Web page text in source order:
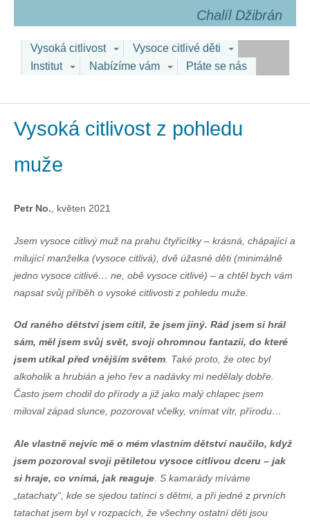
Chalíl Džibrán
Vysoká citlivost
Vysoce citlivé děti
Institut
Nabízíme vám Ptáte se nás
Vysoká citlivost z pohledu
muže
Petr No. , květen 2021
Jsem vysoce citlivý muž na prahu čtyřicítky – krásná, chápající a
milující manželka (vysoce citlivá), dvě úžasné děti (minimálně
jedno vysoce citlivé… ne, obě vysoce citlivé) – a chtěl bych vám
napsat svůj příběh o vysoké citlivosti z pohledu muže.
Od raného dětství jsem cítil, že jsem jiný. Rád jsem si hrál
sám, měl jsem svůj svět, svoji ohromnou fantazii, do které
jsem utíkal před vnějším světem . Také proto, že otec byl
alkoholik a hrubián a jeho řev a nadávky mi nedělaly dobře.
Často jsem chodil do přírody a již jako malý chlapec jsem
miloval západ slunce, pozorovat včelky, vnímat vítr, přírodu…
Ale vlastně nejvíc mě o mém vlastním dětství naučilo, když
jsem pozoroval svoji pětiletou vysoce citlivou dceru – jak
si hraje, co vnímá, jak reaguje . S kamarády míváme
„tatachaty“, kde se sjedou tatínci s dětmi, a při jedné z prvních
tatachat jsem byl v rozpacích, že všechny ostatní děti jsou